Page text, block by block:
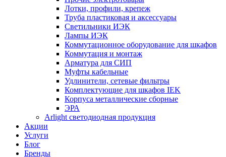
Лотки, профили, крепеж
Труба пластиковая и аксессуары
Светильники ИЭК
Лампы ИЭК
Коммутационное оборудование для шкафов
Коммутация и монтаж
Арматура для СИП
Муфты кабельные
Удлинители, сетевые фильтры
Комплектующие для шкафов IEK
Корпуса металлические сборные
ЭРА
Arlight светодиодная продукция
Акции
Услуги
Блог
Бренды